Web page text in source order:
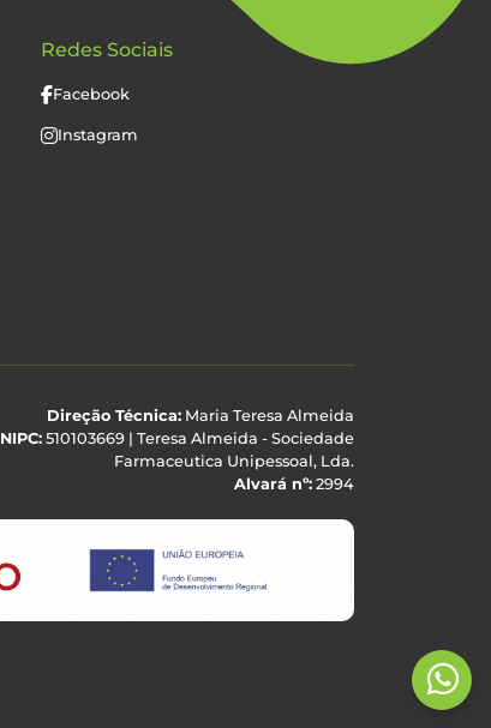
Redes Sociais
Facebook
Instagram
Direção Técnica: Maria Teresa Almeida
NIPC: 510103669 | Teresa Almeida - Sociedade
Farmaceutica Unipessoal, Lda.
Alvará nº: 2994